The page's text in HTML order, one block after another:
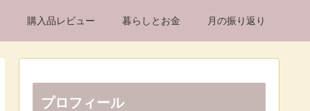
購入品レビュー 暮らしとお金 月の振り返り
プロフィール